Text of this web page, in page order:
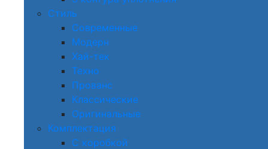
Стиль
Современные
Модерн
Хай-тек
Техно
Прованс
Классические
Оригинальные
Комплектация
С коробкой